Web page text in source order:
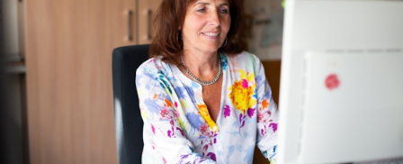
Sozialdienste & Zuweisende
Erweiterte Suche
Gebärdensprache
Leichte Sprache